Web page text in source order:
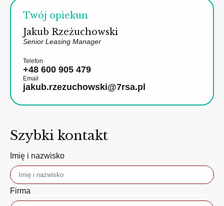
Twój opiekun
Jakub Rzeżuchowski
Senior Leasing Manager
Telefon
+48 600 905 479
Email
jakub.rzezuchowski@7rsa.pl
Szybki kontakt
Imię i nazwisko
Firma